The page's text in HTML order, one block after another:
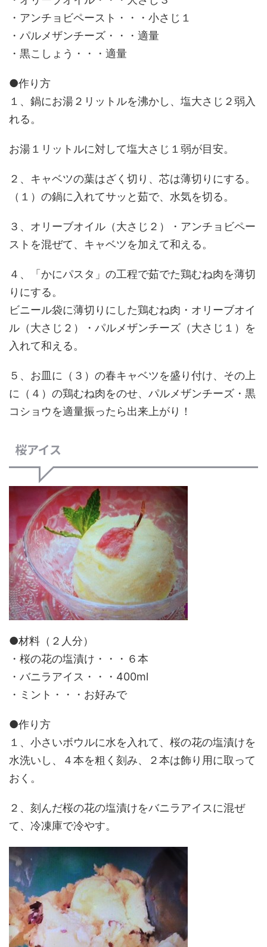
・アンチョビペースト・・・小さじ１
・パルメザンチーズ・・・適量
・黒こしょう・・・適量
●作り方
１、鍋にお湯２リットルを沸かし、塩大さじ２弱入
れる。
お湯１リットルに対して塩大さじ１弱が目安。
２、キャベツの葉はざく切り、芯は薄切りにする。
（１）の鍋に入れてサッと茹で、水気を切る。
３、オリーブオイル（大さじ２）・アンチョビペー
ストを混ぜて、キャベツを加えて和える。
４、「かにパスタ」の工程で茹でた鶏むね肉を薄切
りにする。
ビニール袋に薄切りにした鶏むね肉・オリーブオイ
ル（大さじ２）・パルメザンチーズ（大さじ１）を
入れて和える。
５、お皿に（３）の春キャベツを盛り付け、その上
に（４）の鶏むね肉をのせ、パルメザンチーズ・黒
コショウを適量振ったら出来上がり！
桜アイス
●材料（２人分）
・桜の花の塩漬け・・・６本
・バニラアイス・・・400ml
・ミント・・・お好みで
●作り方
１、小さいボウルに水を入れて、桜の花の塩漬けを
水洗いし、４本を粗く刻み、２本は飾り用に取って
おく。
２、刻んだ桜の花の塩漬けをバニラアイスに混ぜ
て、冷凍庫で冷やす。